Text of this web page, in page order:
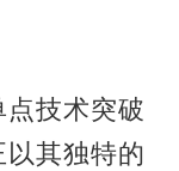
技术突破
其独特的